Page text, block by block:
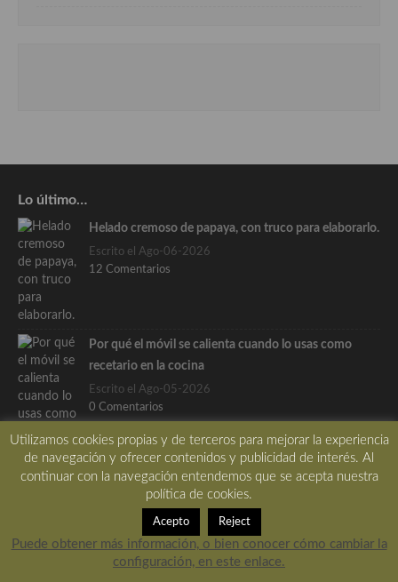
Lo último…
Helado cremoso de papaya, con truco para elaborarlo.
Escrito el Ago-06-2026
12 Comentarios
Por qué el móvil se calienta cuando lo usas como
recetario en la cocina
Escrito el Ago-05-2026
0 Comentarios
Tzatziki o crema fría de yogur y pepino, receta griega
Escrito el Ago-03-2026
5 Comentarios
Utilizamos cookies propias y de terceros para mejorar la experiencia
de navegación y ofrecer contenidos y publicidad de interés. Al
continuar con la navegación entendemos que se acepta nuestra
política de cookies.
Acepto Reject
Puede obtener más información, o bien conocer cómo cambiar la
configuración, en este enlace.